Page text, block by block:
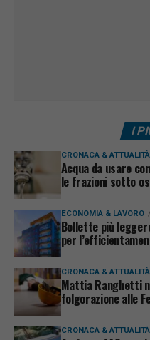
I
CRONACA & ATTUALITÀ
Acqua da usare
le frazioni sotto
ECONOMIA & LAVORO
Bollette più
per
CRONACA & ATTUALITÀ
Mattia Ranghetti
folgorazione alle
CRONACA & ATTUALITÀ